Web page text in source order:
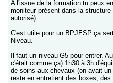
A l'issue de la formation tu peux
moniteur présent dans la
autorisé)
C'est utile pour un BPJESP ça
Niveau.
Il faut un niveau G5 pour entrer.
c'était comme ça) 1h30 à 3h
de soins aux chevaux (on avait
reste en entretient des boxes,